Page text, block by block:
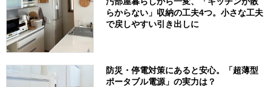
らからない」収納の工夫4つ。小さな工夫
で戻しやすい引き出しに
防災・停電対策にあると安心。「超薄型
ポータブル電源」の実力は？​